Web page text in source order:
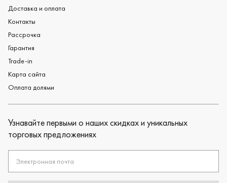
Доставка и оплата
Контакты
Рассрочка
Гарантия
Trade-in
Карта сайта
Оплата долями
Узнавайте первыми о наших скидках и уникальных
торговых предложениях
Электронная почта